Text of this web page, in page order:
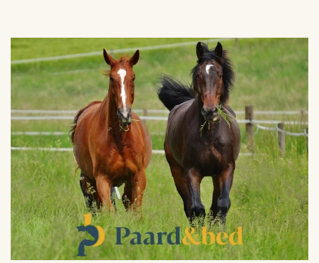
VERGROTEN